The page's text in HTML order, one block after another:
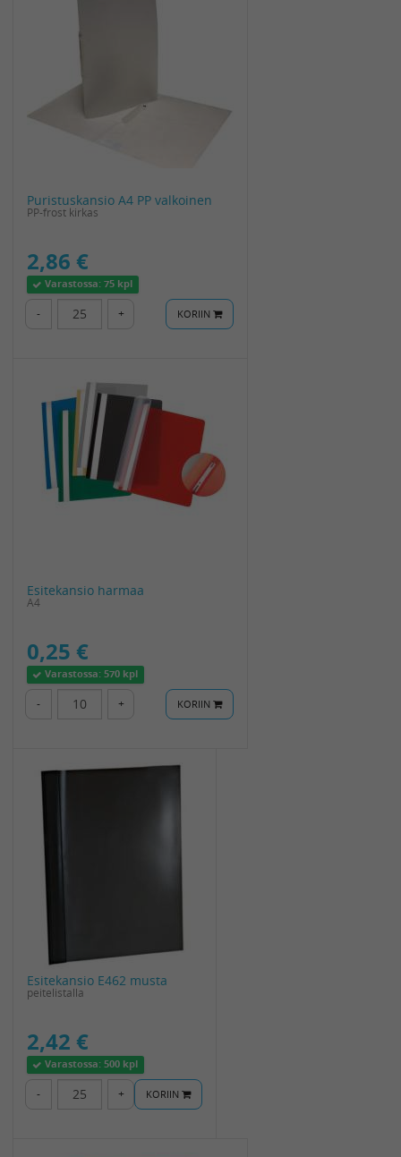
Puristuskansio A4 PP valkoinen
PP-frost kirkas
2,86 €
Varastossa:75 kpl
- + KORIIN
Esitekansio harmaa
A4
0,25 €
Varastossa:570 kpl
- + KORIIN
Esitekansio E462 musta
peitelistalla
2,42 €
Varastossa:500 kpl
- + KORIIN